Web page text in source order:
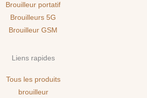
Brouilleur portatif
Brouilleurs 5G
Brouilleur GSM
Liens rapides
Tous les produits
brouilleur